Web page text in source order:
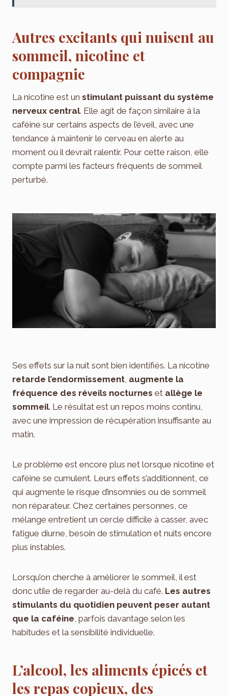
Autres excitants qui nuisent au
sommeil, nicotine et
compagnie
La nicotine est un stimulant puissant du système
nerveux central. Elle agit de façon similaire à la
caféine sur certains aspects de l’éveil, avec une
tendance à maintenir le cerveau en alerte au
moment où il devrait ralentir. Pour cette raison, elle
compte parmi les facteurs fréquents de sommeil
perturbé.
Ses effets sur la nuit sont bien identifiés. La nicotine
retarde l’endormissement augmente la
fréquence des réveils nocturnes et allège le
sommeil. Le résultat est un repos moins continu,
avec une impression de récupération insuffisante au
matin.
Le problème est encore plus net lorsque nicotine et
caféine se cumulent. Leurs effets s’additionnent, ce
qui augmente le risque d’insomnies ou de sommeil
non réparateur. Chez certaines personnes, ce
mélange entretient un cercle difficile à casser, avec
fatigue diurne, besoin de stimulation et nuits encore
plus instables.
Lorsqu’on cherche à améliorer le sommeil, il est
donc utile de regarder au-delà du café. Les autres
stimulants du quotidien peuvent peser autant
que la caféine , parfois davantage selon les
habitudes et la sensibilité individuelle.
L’alcool, les aliments épicés et
les repas copieux, des